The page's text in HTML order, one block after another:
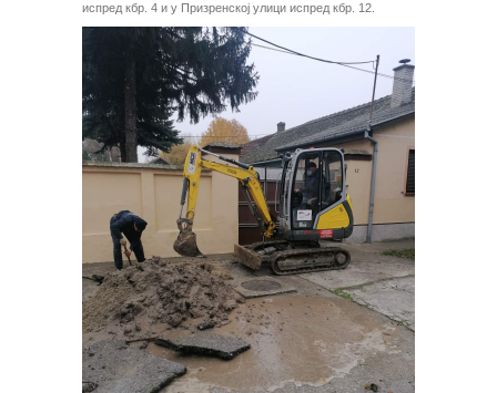
испред кбр. 4 и у Призренској улици испред кбр. 12.